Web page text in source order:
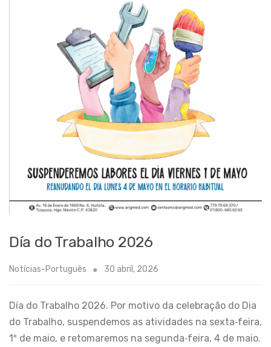
Día do Trabalho 2026
Notícias-Português 30 abril, 2026
Día do Trabalho 2026. Por motivo da celebração do Dia
do Trabalho, suspendemos as atividades na sexta‑feira,
1º de maio, e retomaremos na segunda‑feira, 4 de maio.